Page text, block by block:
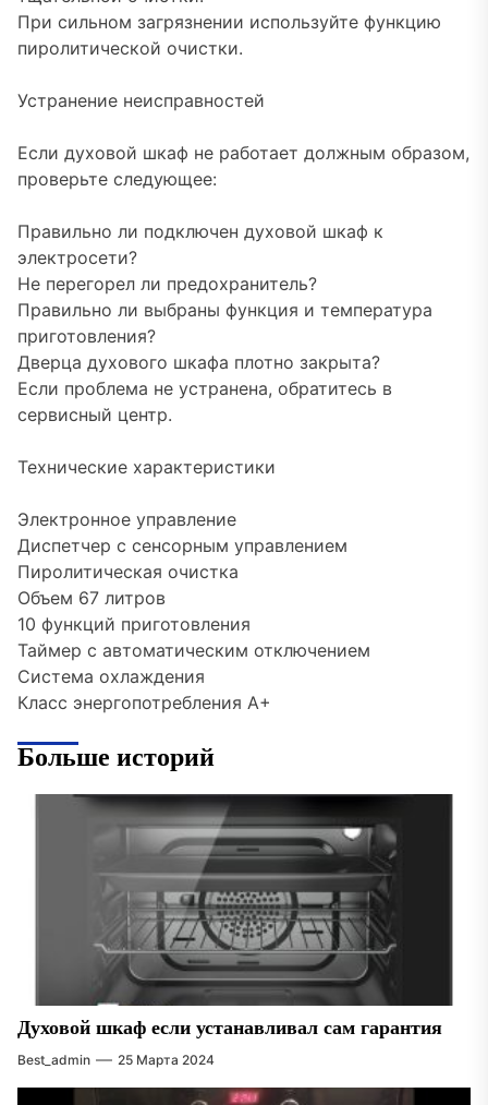
При сильном загрязнении используйте функцию
пиролитической очистки.
Устранение неисправностей
Если духовой шкаф не работает должным образом,
проверьте следующее:
Правильно ли подключен духовой шкаф к
электросети?
Не перегорел ли предохранитель?
Правильно ли выбраны функция и температура
приготовления?
Дверца духового шкафа плотно закрыта?
Если проблема не устранена, обратитесь в
сервисный центр.
Технические характеристики
Электронное управление
Диспетчер с сенсорным управлением
Пиролитическая очистка
Объем 67 литров
10 функций приготовления
Таймер с автоматическим отключением
Система охлаждения
Класс энергопотребления A+
Больше историй
Духовой шкаф если устанавливал сам гарантия
Best_admin 25 Марта 2024